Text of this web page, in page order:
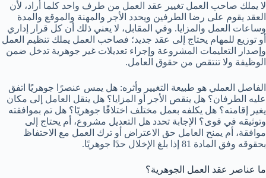
لا يملك صاحب العمل تغيير عقد العمل من طرف واحد كلما أراد، لأن
العقد يقوم على رضا الطرفين ويحدد الأجر والمهنة والموقع والمدة
وساعات العمل والمزايا. وفي المقابل، لا يعني ذلك أن كل قرار إداري
أو توزيع للمهام يحتاج إلى عقد جديد؛ فصاحب العمل يملك تنظيم العمل
وإصدار التعليمات المشروعة وإجراء تعديلات غير جوهرية تدخل ضمن
الوظيفة ولا تنتقص من حقوق العامل.
الفاصل العملي هو طبيعة التغيير وأثره: هل يمس عنصرًا جوهريًا اتفق
عليه الطرفان؟ هل ينقص الأجر أو المزايا؟ هل ينقل العامل إلى مكان
يغير إقامته؟ هل يكلفه بعمل مختلف اختلافًا جوهريًا؟ هل تم بموافقته
وتوثيقه في قوى؟ الإجابة تحدد هل التعديل مشروع، أم يحتاج إلى
موافقة، أم يمنح العامل حق الاعتراض أو ترك العمل مع الاحتفاظ
بحقوقه وفق المادة 81 إذا بلغ الإخلال حدًا جوهريًا.
ما عناصر عقد العمل الجوهرية؟